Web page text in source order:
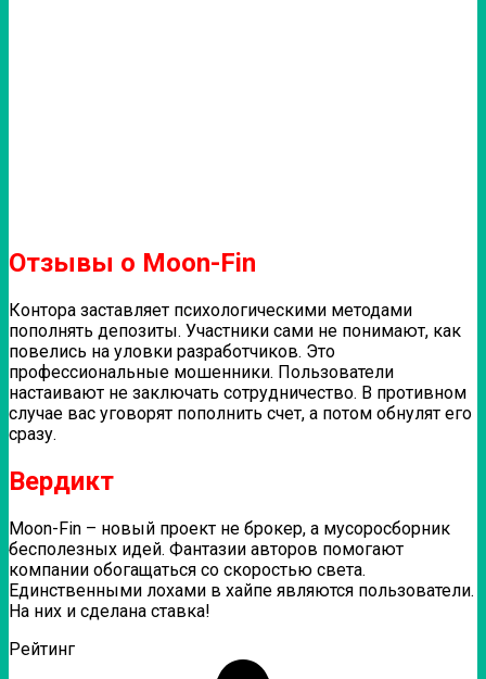
Отзывы о Moon-Fin
Контора заставляет психологическими методами
пополнять депозиты. Участники сами не понимают, как
повелись на уловки разработчиков. Это
профессиональные мошенники. Пользователи
настаивают не заключать сотрудничество. В противном
случае вас уговорят пополнить счет, а потом обнулят его
сразу.
Вердикт
Moon-Fin – новый проект не брокер, а мусоросборник
бесполезных идей. Фантазии авторов помогают
компании обогащаться со скоростью света.
Единственными лохами в хайпе являются пользователи.
На них и сделана ставка!
Рейтинг